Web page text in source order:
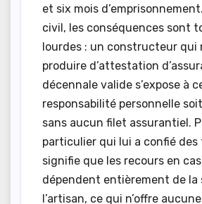
et six mois
civil, les conséquences sont
lourdes : un constructeur qui
produire d’attestation
décennale valide s’expose à
responsabilité personnelle
sans aucun filet assurantiel.
particulier qui lui a confié des
signifie que les recours en
dépendent entièrement de la
l’artisan, ce qui n’offre